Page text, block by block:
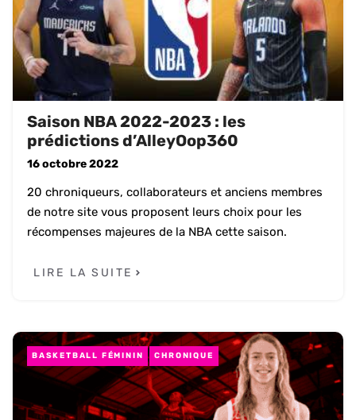
Saison NBA 2022-2023 : les
prédictions d’AlleyOop360
16 octobre 2022
20 chroniqueurs, collaborateurs et anciens membres
de notre site vous proposent leurs choix pour les
récompenses majeures de la NBA cette saison.
LIRE LA SUITE
BASKETBALL FÉMININ CHRONIQUE